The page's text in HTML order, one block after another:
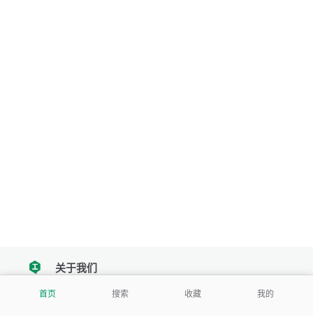
首页 搜索 收藏 我的
tencent关于我们
我们努力把每一个工具做成批量处理的产品